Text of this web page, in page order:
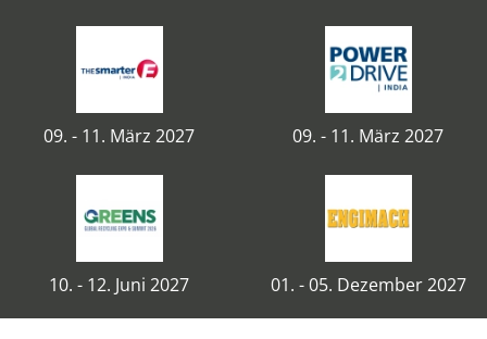
09. - 11. März 2027 09. - 11. März 2027
10. - 12. Juni 2027 01. - 05. Dezember 2027